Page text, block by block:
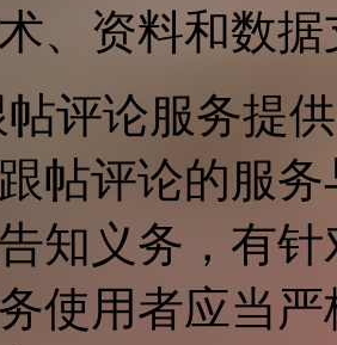
、资料和数
评论服务提
帖评论的服
知义务，有
使用者应当